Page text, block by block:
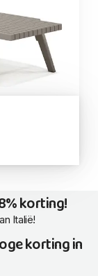
korting!
Italië!
korting in